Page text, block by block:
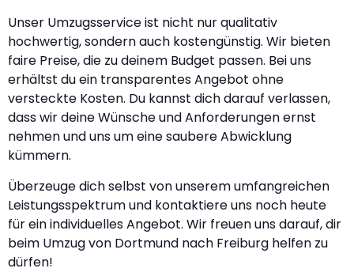
Unser Umzugsservice ist nicht nur qualitativ
hochwertig, sondern auch kostengünstig. Wir bieten
faire Preise, die zu deinem Budget passen. Bei uns
erhältst du ein transparentes Angebot ohne
versteckte Kosten. Du kannst dich darauf verlassen,
dass wir deine Wünsche und Anforderungen ernst
nehmen und uns um eine saubere Abwicklung
kümmern.
Überzeuge dich selbst von unserem umfangreichen
Leistungsspektrum und kontaktiere uns noch heute
für ein individuelles Angebot. Wir freuen uns darauf, dir
beim Umzug von Dortmund nach Freiburg helfen zu
dürfen!